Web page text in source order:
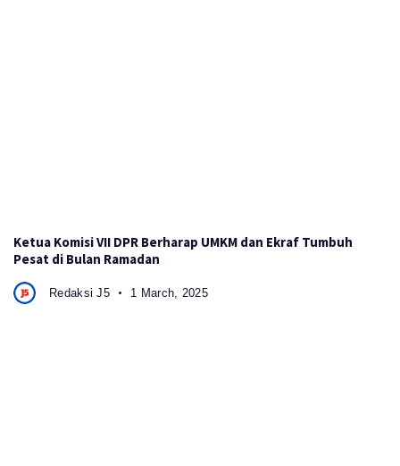
Ketua Komisi VII DPR Berharap UMKM dan Ekraf Tumbuh
Pesat di Bulan Ramadan
Redaksi J5 1 March, 2025